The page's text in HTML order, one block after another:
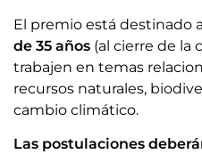
El premio está destinado a
de 35 años (al cierre de la
trabajen en temas
recursos naturales,
cambio climático.
Las postulaciones